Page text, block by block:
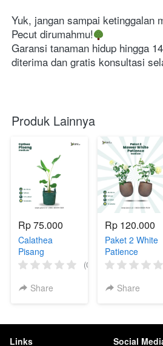
Yuk, jangan sampai ketinggalan
Pecut dirumahmu!
Garansi tanaman hidup hingga
diterima dan gratis konsultasi
Produk Lainnya
Rp 75.000
Calathea
Pisang
(Medium)
(0)
Share
Rp 120.000
Paket 2 White
Patience
(Medium)
Share
Links Social